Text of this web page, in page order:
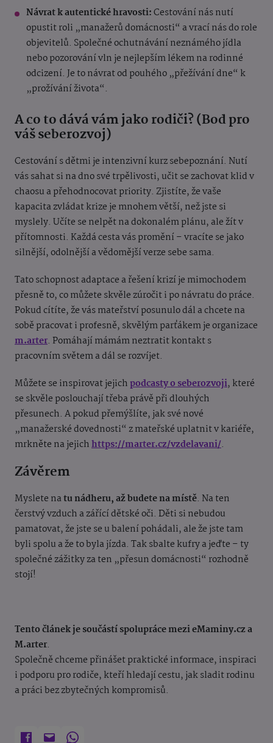
Návrat k autentické hravosti:Cestování nás nutí
opustit roli „manažerů domácnosti“ a vrací nás do role
objevitelů. Společné ochutnávání neznámého jídla
nebo pozorování vln je nejlepším lékem na rodinné
odcizení. Je to návrat od pouhého „přežívání dne“ k
„prožívání života“.
A co to dává vám jako rodiči? (Bod pro
váš seberozvoj)
Cestování s dětmi je intenzivní kurz sebepoznání. Nutí
vás sahat si na dno své trpělivosti, učit se zachovat klid v
chaosu a přehodnocovat priority. Zjistíte, že vaše
kapacita zvládat krize je mnohem větší, než jste si
myslely. Učíte se nelpět na dokonalém plánu, ale žít v
přítomnosti. Každá cesta vás promění – vracíte se jako
silnější, odolnější a vědomější verze sebe sama.
Tato schopnost adaptace a řešení krizí je mimochodem
přesně to, co můžete skvěle zúročit i po návratu do práce.
Pokud cítíte, že vás mateřství posunulo dál a chcete na
sobě pracovat i profesně, skvělým parťákem je organizace
m.arter. Pomáhají mámám neztratit kontakt s
pracovním světem a dál se rozvíjet.
Můžete se inspirovat jejich podcasty o seberozvoji, které
se skvěle poslouchají třeba právě při dlouhých
přesunech. A pokud přemýšlíte, jak své nové
„manažerské dovednosti“ z mateřské uplatnit v kariéře,
mrkněte na jejichhttps://marter.cz/vzdelavani/.
Závěrem
Myslete natu nádheru, až budete na místě. Na ten
čerstvý vzduch a zářící dětské oči. Děti si nebudou
pamatovat, že jste se u balení pohádali, ale že jste tam
byli spolu a že to byla jízda. Tak sbalte kufry a jeďte – ty
společné zážitky za ten „přesun domácnosti“ rozhodně
stojí!
Tento článek je součástí spolupráce mezi eMaminy.cz a
M.arter.
Společně chceme přinášet praktické informace, inspiraci
i podporu pro rodiče, kteří hledají cestu, jak sladit rodinu
a práci bez zbytečných kompromisů.